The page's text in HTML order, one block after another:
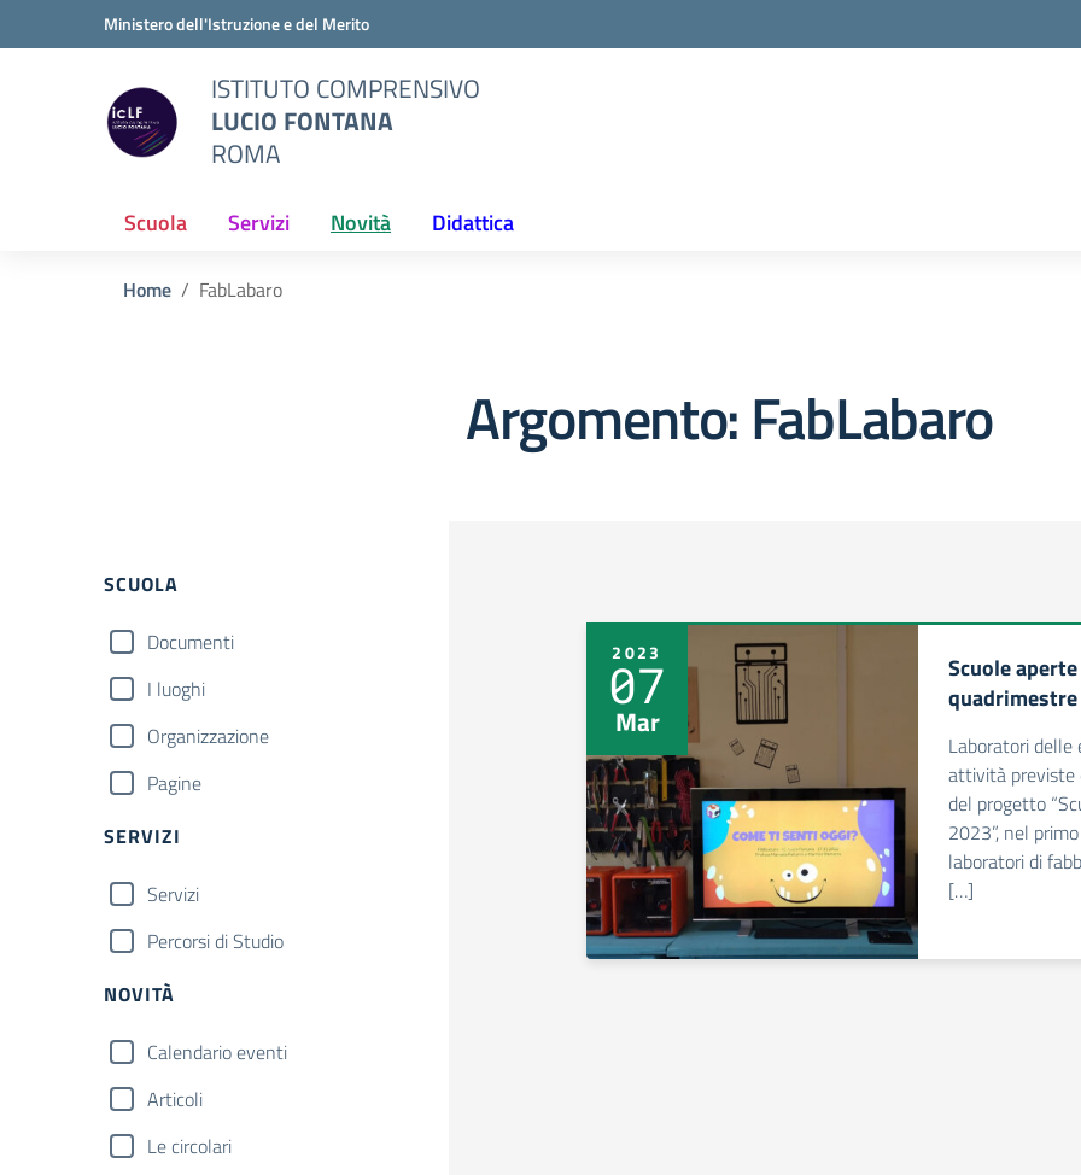
Vai ai contenuti
Vai al menu di navigazioneMinistero dell'Istruzione e del Merito
ISTITUTO COMPRENSIVO
LUCIO FONTANA
ROMA
Scuola Servizi Novità Didattica
Home FabLabaro
Argomento: FabLabaro
Filtri
SCUOLA
Documenti
I luoghi
Organizzazione
Pagine
SERVIZI
Servizi
Percorsi di Studio
NOVITÀ
Calendario eventi
Articoli
Le circolari
2023
07
Mar
Scuole
quadrimestre
Laboratori delle
attività previste
del progetto
2023”, nel
laboratori di
[…]